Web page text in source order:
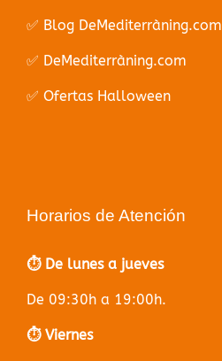
✅ Blog DeMediterràning.com
✅ DeMediterràning.com
✅ Ofertas Halloween
Horarios de Atención
⏱️ De lunes a jueves
De 09:30h a 19:00h.
⏱️ Viernes